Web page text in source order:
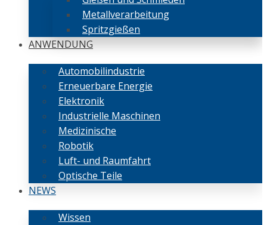
Metallverarbeitung
Spritzgießen
ANWENDUNG
Automobilindustrie
Erneuerbare Energie
Elektronik
Industrielle Maschinen
Medizinische
Robotik
Luft- und Raumfahrt
Optische Teile
NEWS
Wissen